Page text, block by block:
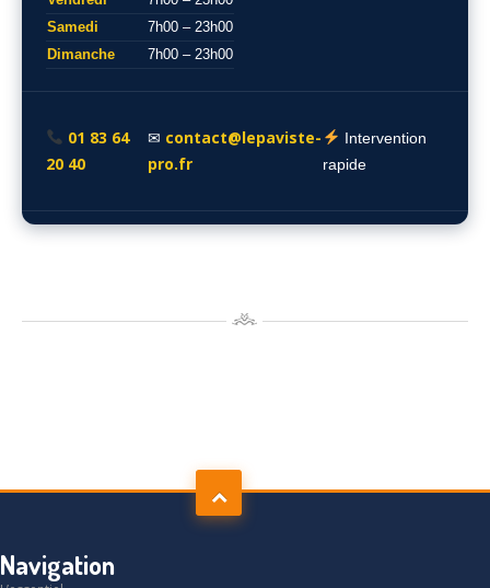
Samedi
7h00 – 23h00
Dimanche
7h00 – 23h00
01 83 64
20 40
✉ contact@lepaviste-
pro.fr
Intervention
rapide
Navigation